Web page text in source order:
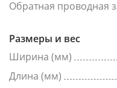
Обратная проводная
Размеры и вес
Ширина (мм)
Длина (мм)